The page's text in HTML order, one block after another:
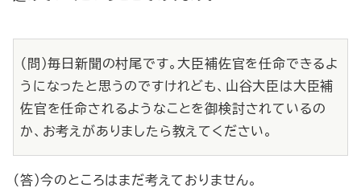
（問）毎日新聞の村尾です。大臣補佐官を任命できるよ
うになったと思うのですけれども、山谷大臣は大臣補
佐官を任命されるようなことを御検討されているの
か、お考えがありましたら教えてください。
（答）今のところはまだ考えておりません。